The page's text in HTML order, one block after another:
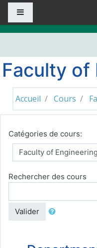
Passer au contenu principal
Faculty of
Accueil Cours
Catégories de cours:
Rechercher des cours
Valider